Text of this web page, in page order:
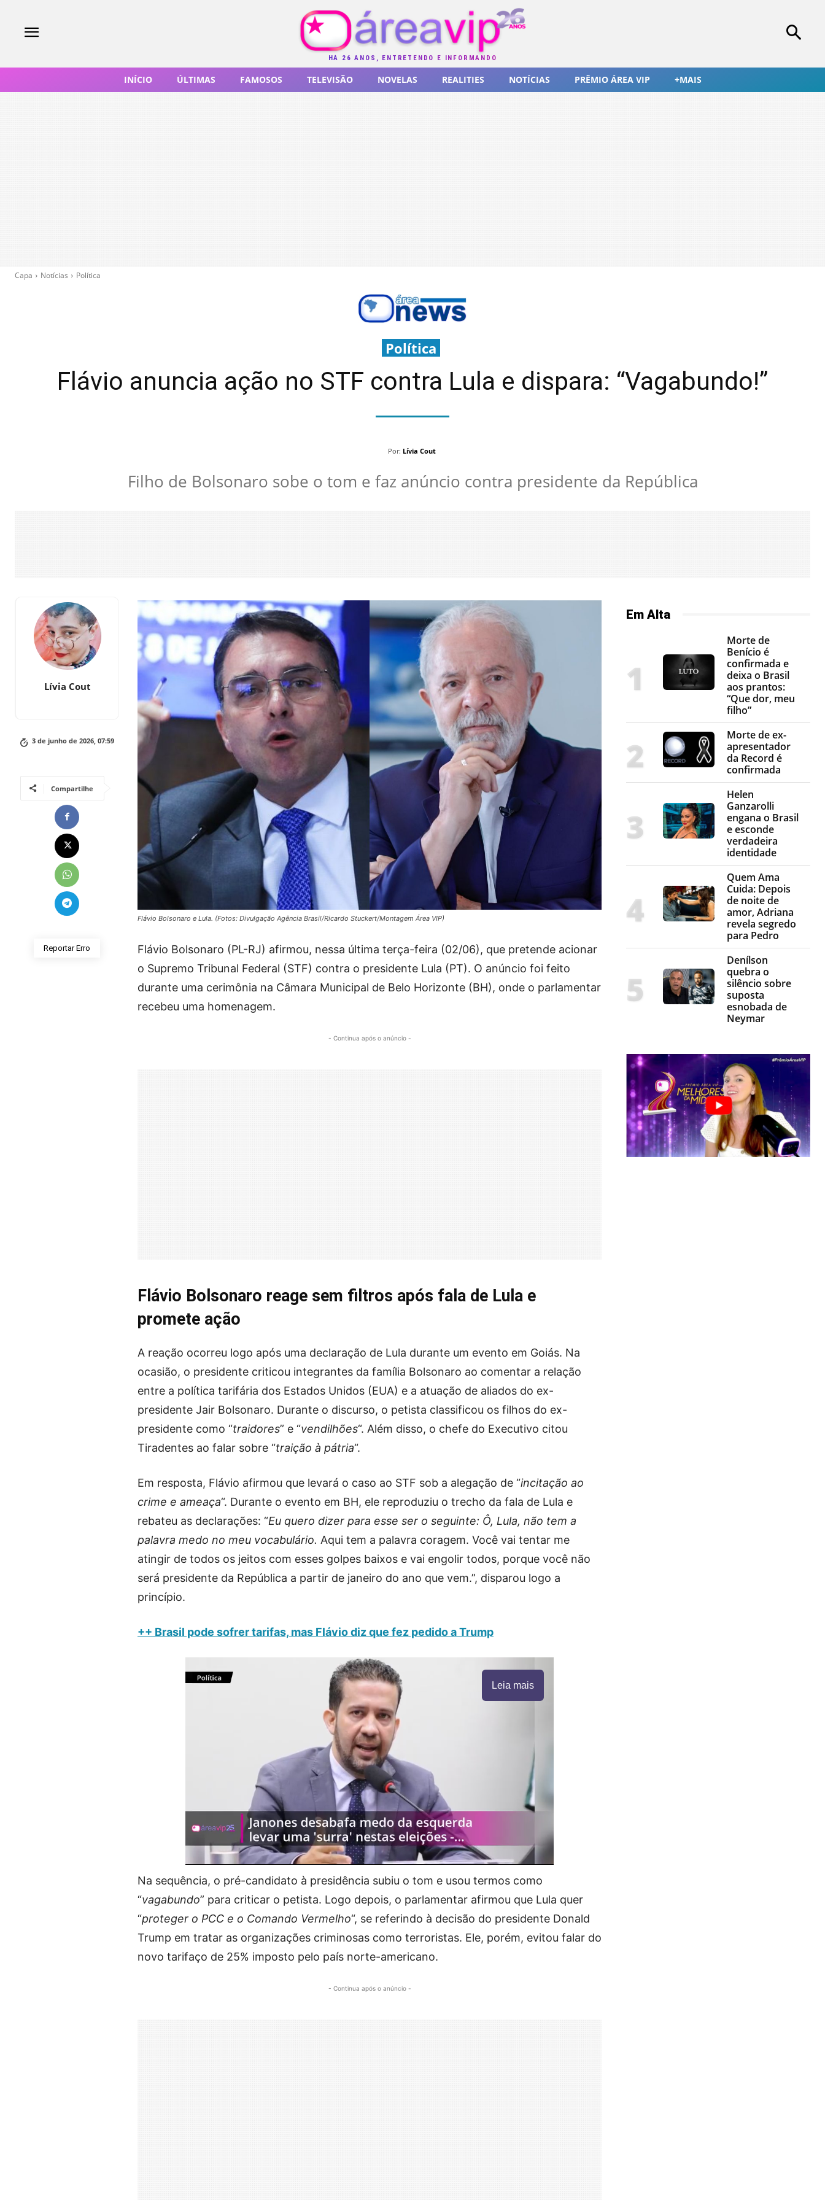
HÁ 26 ANOS, ENTRETENDO E INFORMANDO
INÍCIO ÚLTIMAS FAMOSOS TELEVISÃO NOVELAS REALITIES NOTÍCIAS PRÊMIO ÁREA VIP +MAIS
Capa Notícias Política
Política
Flávio anuncia ação no STF contra Lula e dispara: “Vagabundo!”
Por: Lívia Cout
Filho de Bolsonaro sobe o tom e faz anúncio contra presidente da República
Lívia Cout
3 de junho de 2026, 07:59
Compartilhe
Reportar Erro
Flávio Bolsonaro e Lula. (Fotos: Divulgação Agência Brasil/Ricardo Stuckert/Montagem Área VIP)
Flávio Bolsonaro (PL-RJ) afirmou, nessa última terça-feira (02/06), que pretende acionar
o Supremo Tribunal Federal (STF) contra o presidente Lula (PT). O anúncio foi feito
durante uma cerimônia na Câmara Municipal de Belo Horizonte (BH), onde o parlamentar
recebeu uma homenagem.
- Continua após o anúncio -
Flávio Bolsonaro reage sem filtros após fala de Lula e
promete ação
A reação ocorreu logo após uma declaração de Lula durante um evento em Goiás. Na
ocasião, o presidente criticou integrantes da família Bolsonaro ao comentar a relação
entre a política tarifária dos Estados Unidos (EUA) e a atuação de aliados do ex-
presidente Jair Bolsonaro. Durante o discurso, o petista classificou os filhos do ex-
presidente como “traidores” e “vendilhões“. Além disso, o chefe do Executivo citou
Tiradentes ao falar sobre “traição à pátria“.
Em resposta, Flávio afirmou que levará o caso ao STF sob a alegação de “incitação ao
crime e ameaça“. Durante o evento em BH, ele reproduziu o trecho da fala de Lula e
rebateu as declarações: “Eu quero dizer para esse ser o seguinte: Ô, Lula, não tem a
palavra medo no meu vocabulário. Aqui tem a palavra coragem. Você vai tentar me
atingir de todos os jeitos com esses golpes baixos e vai engolir todos, porque você não
será presidente da República a partir de janeiro do ano que vem.”, disparou logo a
princípio.
++ Brasil pode sofrer tarifas, mas Flávio diz que fez pedido a Trump
Leia mais
Na sequência, o pré-candidato à presidência subiu o tom e usou termos como
“vagabundo” para criticar o petista. Logo depois, o parlamentar afirmou que Lula quer
“proteger o PCC e o Comando Vermelho“, se referindo à decisão do presidente Donald
Trump em tratar as organizações criminosas como terroristas. Ele, porém, evitou falar do
novo tarifaço de 25% imposto pelo país norte-americano.
- Continua após o anúncio -
Em Alta
Morte de
Benício é
confirmada e
deixa o Brasil
aos prantos:
“Que dor, meu
filho”
Morte de ex-
apresentador
da Record é
confirmada
Helen
Ganzarolli
engana o Brasil
e esconde
verdadeira
identidade
Quem Ama
Cuida: Depois
de noite de
amor, Adriana
revela segredo
para Pedro
Denílson
quebra o
silêncio sobre
suposta
esnobada de
Neymar